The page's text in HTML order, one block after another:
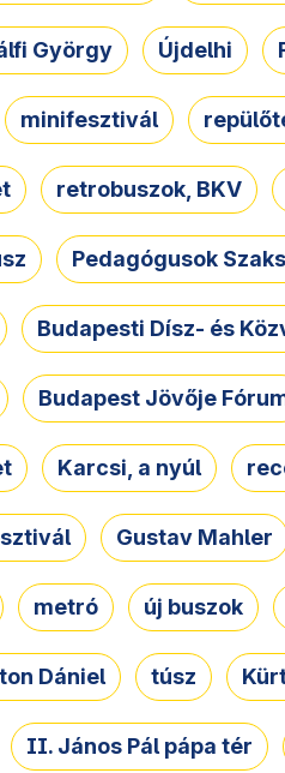
György Újdelhi
minifesztivál
retrobuszok, BKV
Pedagógusok
Budapesti Dísz- és
Budapest Jövője
Karcsi, a nyúl
Gustav Mahler
metró új buszok
Dániel túsz
II. János Pál pápa tér